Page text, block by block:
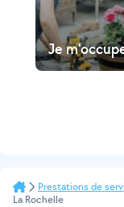
Je
Prestations de
La Rochelle